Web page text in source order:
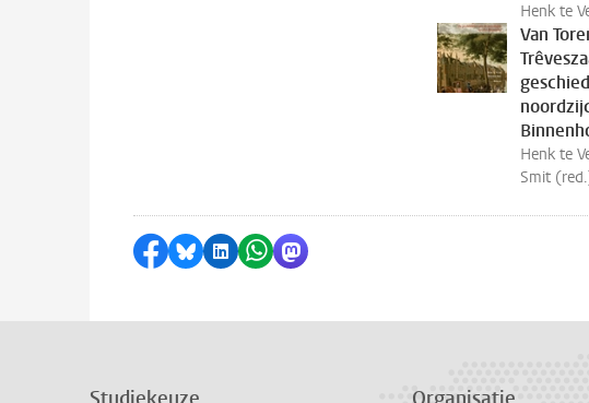
Henk te
Van
Henk te
Smit
Delen op Facebook
Delen via Bluesky
Delen op LinkedIn
Delen via WhatsApp
Delen via Mastodon